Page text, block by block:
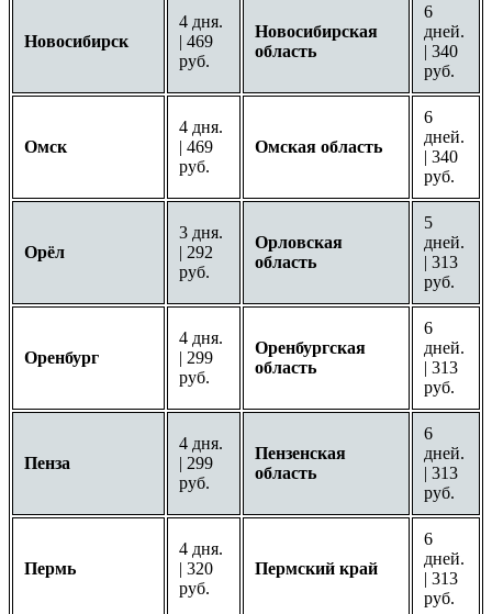
Новосибирск
4 дня.
| 469
руб.
Новосибирская
область
6
дней.
| 340
руб.
Омск
4 дня.
| 469
руб.
Омская область
6
дней.
| 340
руб.
Орёл
3 дня.
| 292
руб.
Орловская
область
5
дней.
| 313
руб.
Оренбург
4 дня.
| 299
руб.
Оренбургская
область
6
дней.
| 313
руб.
Пенза
4 дня.
| 299
руб.
Пензенская
область
6
дней.
| 313
руб.
Пермь
4 дня.
| 320
руб.
Пермский край
6
дней.
| 313
руб.